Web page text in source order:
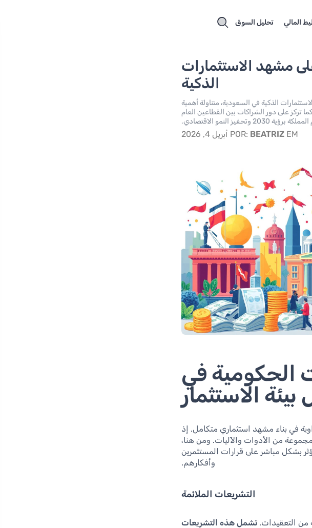
المالي تحليل السوق
مشهد الاستثمارات
الذكية
الذكية في السعودية، متناولة أهمية
كما تركز على دور الشراكات بين القطاعين العام
النمو الاقتصادي.
POR: BEATRIZ EM أبريل 4, 2026
الحكومية في
الاستثمار
في بناء مشهد استثماري متكامل. إذ
من الأدوات والآليات. ومن هنا،
بشكل مباشر على قرارات المستثمرين
وأفكارهم.
التشريعات الملائمة
من التعقيدات. تشمل هذه التشريعات